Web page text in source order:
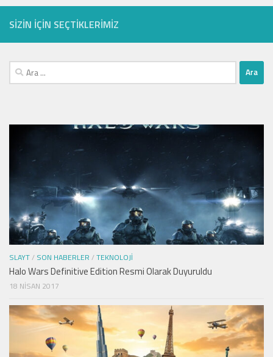
SIZIN IÇIN SEÇTIKLERIMIZ
Arama:
SLAYT/ SON HABERLER /TEKNOLOJI
Halo Wars Definitive Edition Resmi Olarak Duyuruldu
18 NISAN 2017